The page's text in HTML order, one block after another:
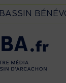
BASSIN